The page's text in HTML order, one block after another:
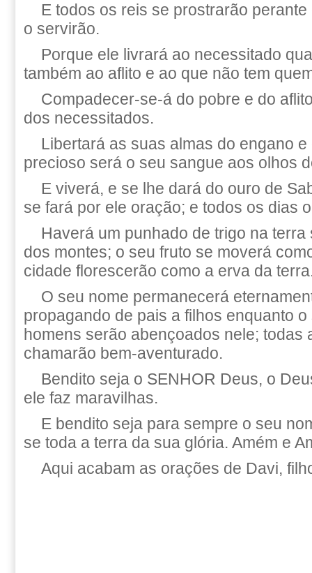
E todos os reis se prostrarão
o servirão.
Porque ele livrará ao necessitado
também ao aflito e ao que não tem
Compadecer-se-á do pobre e do
dos necessitados.
Libertará as suas almas do engano
precioso será o seu sangue aos olhos
E viverá, e se lhe dará do ouro de
se fará por ele oração; e todos os dias
Haverá um punhado de trigo na
dos montes; o seu fruto se moverá
cidade florescerão como a erva da
O seu nome permanecerá
propagando de pais a filhos enquanto
homens serão abençoados nele; todas
chamarão bem-aventurado.
Bendito seja o SENHOR Deus, o
ele faz maravilhas.
E bendito seja para sempre o seu
se toda a terra da sua glória. Amém e
Aqui acabam as orações de Davi,